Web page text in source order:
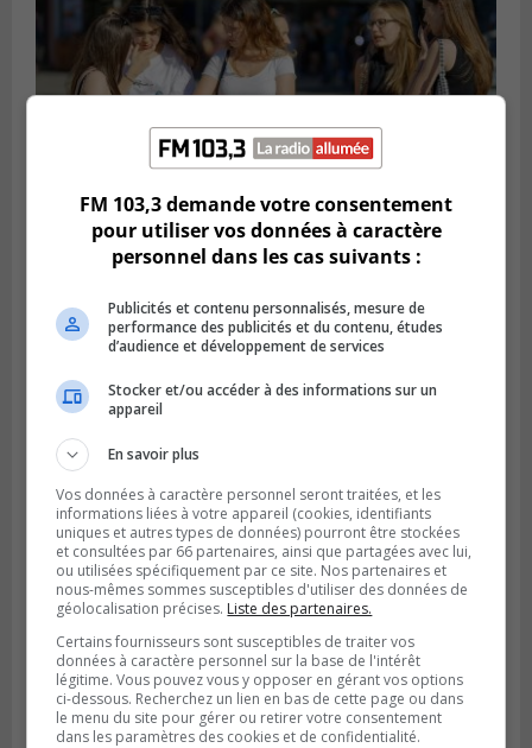
Publié le 23 janvier 2024 à 18h00
Plus de 400 jobs d’été disponibles à
LONGUEUIL
Publié le 3 octobre 2023 à 16h00
Le RTL veut trouver des chauffeurs
d’autobus
FM 103,3 demande votre consentement
pour utiliser vos données à caractère
personnel dans les cas suivants :
Publicités et contenu personnalisés, mesure de
performance des publicités et du contenu, études
d’audience et développement de services
Stocker et/ou accéder à des informations sur un
appareil
En savoir plus
Vos données à caractère personnel seront traitées, et les
informations liées à votre appareil (cookies, identifiants
uniques et autres types de données) pourront être stockées
et consultées par 66 partenaires, ainsi que partagées avec lui,
ou utilisées spécifiquement par ce site. Nos partenaires et
nous-mêmes sommes susceptibles d'utiliser des données de
géolocalisation précises. Liste des partenaires.
Certains fournisseurs sont susceptibles de traiter vos
données à caractère personnel sur la base de l'intérêt
légitime. Vous pouvez vous y opposer en gérant vos options
ci-dessous. Recherchez un lien en bas de cette page ou dans
le menu du site pour gérer ou retirer votre consentement
dans les paramètres des cookies et de confidentialité.